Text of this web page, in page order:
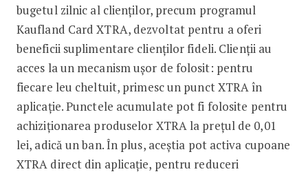
bugetul zilnic al clienților, precum programul
Kaufland Card XTRA, dezvoltat pentru a oferi
beneficii suplimentare clienților fideli. Clienții au
acces la un mecanism ușor de folosit: pentru
fiecare leu cheltuit, primesc un punct XTRA în
aplicație. Punctele acumulate pot fi folosite pentru
achiziționarea produselor XTRA la prețul de 0,01
lei, adică un ban. În plus, aceștia pot activa cupoane
XTRA direct din aplicație, pentru reduceri